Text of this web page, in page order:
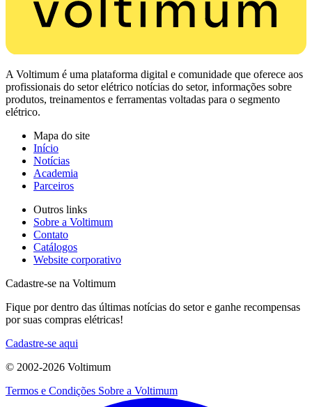
A Voltimum é uma plataforma digital e comunidade que oferece aos
profissionais do setor elétrico notícias do setor, informações sobre
produtos, treinamentos e ferramentas voltadas para o segmento
elétrico.
Mapa do site
Início
Notícias
Academia
Parceiros
Outros links
Sobre a Voltimum
Contato
Catálogos
Website corporativo
Cadastre-se na Voltimum
Fique por dentro das últimas notícias do setor e ganhe recompensas
por suas compras elétricas!
Cadastre-se aqui
© 2002-2026 Voltimum
Termos e Condições Sobre a Voltimum